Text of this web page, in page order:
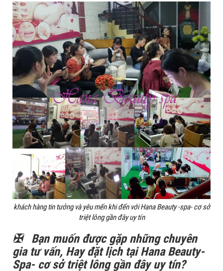
khách hàng tin tưởng và yêu mến khi đến với Hana Beauty -spa- cơ sở
triệt lông gần đây uy tín
✠ Bạn muốn được gặp những chuyên
gia tư vấn, Hay đặt lịch tại Hana Beauty-
Spa- cơ sở triệt lông gần đây uy tín?